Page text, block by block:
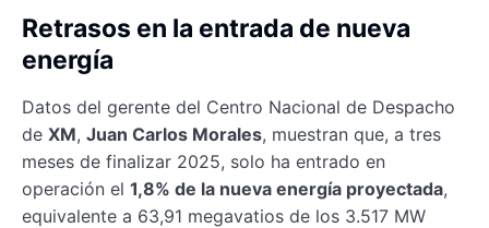
Retrasos en la entrada de nueva
energía
Datos del gerente del Centro Nacional de Despacho
de XM, Juan Carlos Morales, muestran que, a tres
meses de finalizar 2025, solo ha entrado en
operación el 1,8% de la nueva energía proyectada,
equivalente a 63,91 megavatios de los 3.517 MW